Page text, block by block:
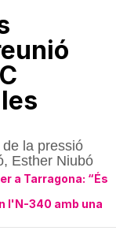
la pressió
Esther Niubó
a Tarragona: “És
l'N-340 amb una